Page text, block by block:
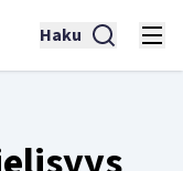
Haku